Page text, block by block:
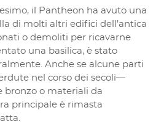
il Pantheon ha avuto una
di molti altri edifici dell’antica
o demoliti per ricavarne
una basilica, è stato
Anche se alcune parti
nel corso dei secoli—
bronzo o materiali da
principale è rimasta